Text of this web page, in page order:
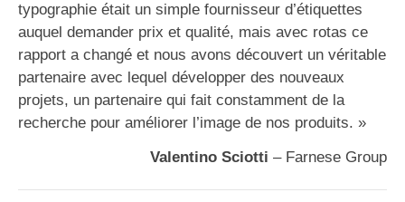
typographie était un simple fournisseur d’étiquettes
auquel demander prix et qualité, mais avec rotas ce
rapport a changé et nous avons découvert un véritable
partenaire avec lequel développer des nouveaux
projets, un partenaire qui fait constamment de la
recherche pour améliorer l’image de nos produits. »
Valentino Sciotti – Farnese Group